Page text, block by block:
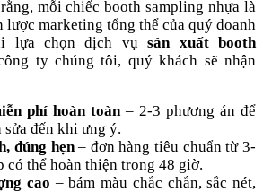
mỗi chiếc booth sampling nhựa là
lược marketing tổng thể của quý doanh
lựa chọn dịch vụsản xuất booth
ty chúng tôi, quý khách sẽ nhận
phí hoàn toàn– 2-3 phương án để
đến khi ưng ý.
đúng hẹn– đơn hàng tiêu chuẩn từ 3-
có thể hoàn thiện trong 48 giờ.
cao – bám màu chắc chắn, sắc nét,